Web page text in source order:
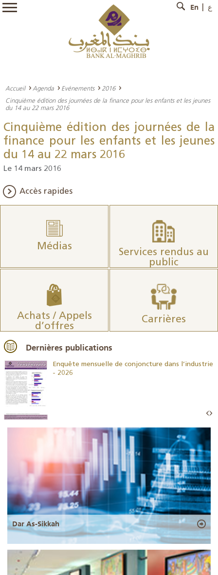
En ع
Accueil Agenda Evénements
2016
Cinquième édition des journées de la finance pour les enfants et les jeunes
du 14 au 22 mars 2016
Cinquième édition des journées de la
finance pour les enfants et les jeunes
du 14 au 22 mars 2016
Le 14 mars 2016
Accès rapides
Médias
Services rendus au
public
Achats / Appels
d’offres
Carrières
Dernières publications
Enquête mensuelle de conjoncture dans l’industrie
- 2026
Dar As-Sikkah